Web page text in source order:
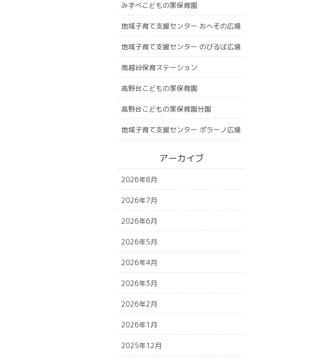
みずべこどもの家保育園
地域子育て支援センター おへその広場
地域子育て支援センター のびるば広場
南越谷保育ステーション
高野台こどもの家保育園
高野台こどもの家保育園分園
地域子育て支援センター ポラーノ広場
アーカイブ
2026年8月
2026年7月
2026年6月
2026年5月
2026年4月
2026年3月
2026年2月
2026年1月
2025年12月